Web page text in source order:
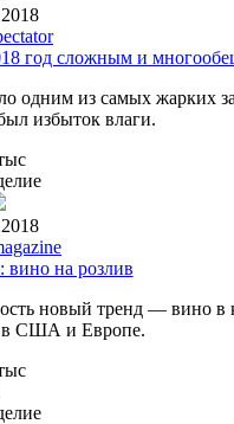
год сложным и
одним из самых жарких
избыток влаги.
вино на розлив
новый тренд — вино
в США и Европе.